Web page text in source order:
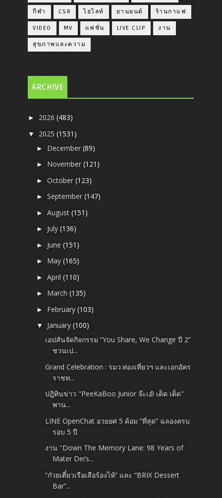
กีฬา CSR ไฮไลท์ ยานยนต์ ร้านกาแฟ
VIDEO MV แฟชั่น LIVE CLIP งาน
สุขภาพและความ
ARCHIVE
► 2026(483)
▼ 2025(1531)
► December(89)
► November(121)
►October(123)
►September(147)
►August(151)
► July(136)
► June(151)
► May(165)
►April(110)
► March(135)
► February(103)
▼ January(100)
เอปสันจัดกิจกรรม “You Share, We Change ปี 2”
ชวนเป...
Grand Celebration : รมว.ท่องเที่ยวฯ และเอกอัคร
ราชท...
ปฎิทินข่าว "PeeKaBoo Junior จ๊ะเอ๋! เด็ด เด็ด"
พาน...
LINE OpenChat อวยยศ 5 ด้อม “ที่สุด” ฉลองครบ
รอบ 5 ปี
งาน "Down The Memory Lane: 98 Years of
Mater Dei’s...
“ก๋วยเตี๋ยวเรือเสือร้องไห้” และ “BRIX Dessert
Bar”...